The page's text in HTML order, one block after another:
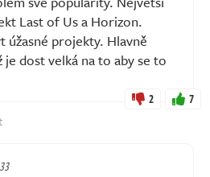
Last of Us a Horizon.
úžasné projekty. Hlavně
je dost velká na to aby se to
2 7